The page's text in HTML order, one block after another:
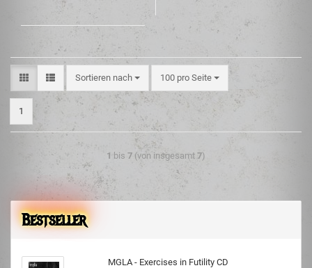
Sortieren nach 100 pro Seite
1
1 bis 7 (von insgesamt 7)
Bestseller
MGLA - Exercises in Futility CD